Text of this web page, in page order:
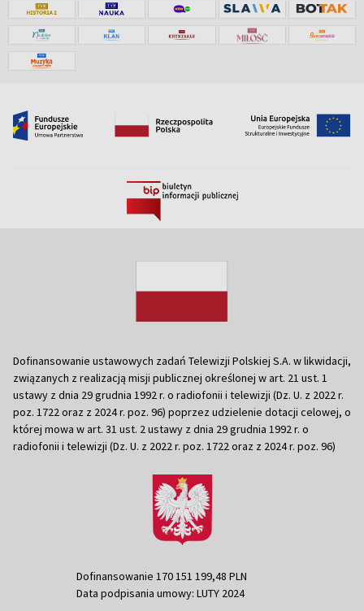
Dofinansowanie ustawowych zadań Telewizji Polskiej S.A. w likwidacji,
związanych z realizacją misji publicznej określonej w art. 21 ust. 1
ustawy z dnia 29 grudnia 1992 r. o radiofonii i telewizji (Dz. U. z 2022 r.
poz. 1722 oraz z 2024 r. poz. 96) poprzez udzielenie dotacji celowej, o
której mowa w art. 31 ust. 2 ustawy z dnia 29 grudnia 1992 r. o
radiofonii i telewizji (Dz. U. z 2022 r. poz. 1722 oraz z 2024 r. poz. 96)
Dofinansowanie 170 151 199,48 PLN
Data podpisania umowy: LUTY 2024